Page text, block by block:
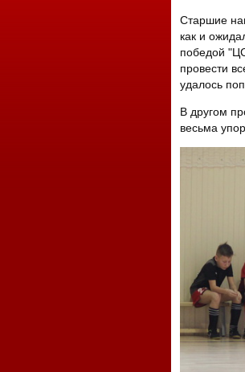
Старшие
как и
победой
провести
удалось
В другом
весьма